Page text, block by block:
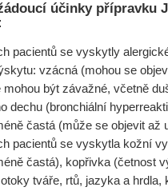
účinky přípravku
pacientů se vyskytly
vzácná (mohou se
mohou být závažné, včetně
dechu (bronchiální
častá (může se objevit až
pacientů se vyskytla kožní
častá), kopřivka (četnost
tváře, rtů, jazyka a hrdla,